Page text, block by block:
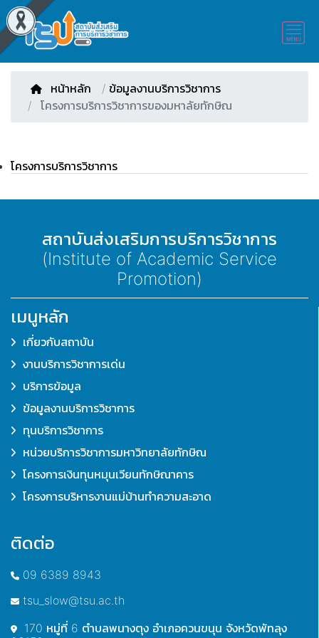
หน้าหลัก / ข้อมูลงานบริการวิชาการ
โครงการบริการวิชาการของมหาลัยทักษิณ
โครงการบริการวิชาการ
สถาบันส่งเสริมการบริการวิชาการ
(Institute of Academic Service
Promotion)
เมนูหลัก
เกี่ยวกับสถาบัน
งานบริการวิชาการเด่น
บริการข้อมูล
ข้อมูลงานบริการวิชาการ
ทุนบริการวิชาการ
หน่วยบริการวิชาการมหาวิทยาลัยทักษิณ
โครงการเงินทุนหมุนเวียนทักษิณาคาร
โครงการบริหารงานแม่บ้านทำความสะอาด
ติดต่อ
09 6389 8943
tsu_slow@tsu.ac.th
170 หมู่ที่ 6 ตำบลพนางตุง อำเภอควนขนุน จังหวัดพัทลุง